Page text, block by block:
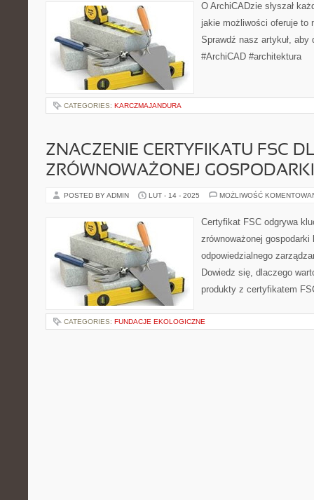
O ArchiCADzie słyszał
jakie możliwości oferuje to
Sprawdź nasz artykuł,
#ArchiCAD #architektura
CATEGORIES: KARCZMAJANDURA
ZNACZENIE CERTYFIKATU FSC
ZRÓWNOWAŻONEJ GOSPODARKI
POSTED BY ADMIN LUT - 14 - 2025 MOŻLIWOŚĆ
Certyfikat FSC odgrywa
zrównoważonej
odpowiedzialnego
Dowiedz się, dlaczego
produkty z certyfikatem
CATEGORIES: FUNDACJE EKOLOGICZNE